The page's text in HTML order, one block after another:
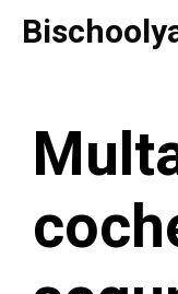
Saltar